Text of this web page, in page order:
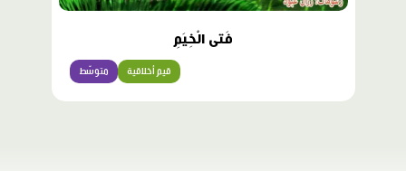
فَتى الْخِيَمِ
متوسّط قيم أخلاقية